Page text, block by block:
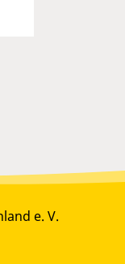
e. V.